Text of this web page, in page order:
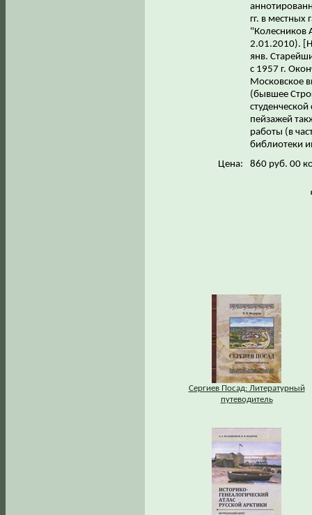
гг. в местных
"Колесников
2.01.2010).
янв.
с 1957 г.
Московское
(бывшее
пейзажей
работы (в
библиотеки
Цена:
860 руб. 00
Сергиев Посад: Литературный
путеводитель